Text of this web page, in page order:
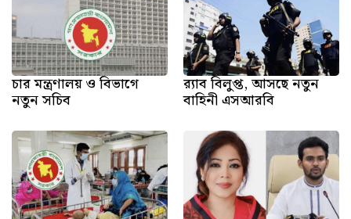
চার মন্ত্রণালয় ও বিভাগে
নতুন সচিব
র‍্যাব বিলুপ্ত, আসছে নতুন
বাহিনী এসআরবি